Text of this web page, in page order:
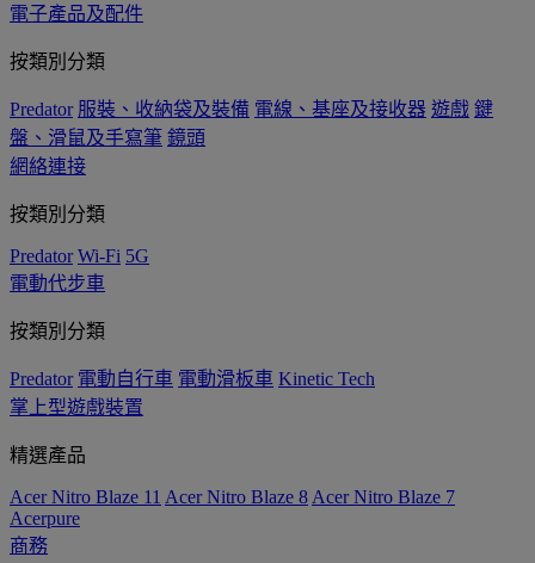
電子產品及配件
按類別分類
Predator 服裝、收納袋及裝備 電線、基座及接收器 遊戲 鍵
盤、滑鼠及手寫筆 鏡頭
網絡連接
按類別分類
Predator Wi-Fi 5G
電動代步車
按類別分類
Predator 電動自行車 電動滑板車 Kinetic Tech
掌上型遊戲裝置
精選產品
Acer Nitro Blaze 11 Acer Nitro Blaze 8 Acer Nitro Blaze 7
Acerpure
商務